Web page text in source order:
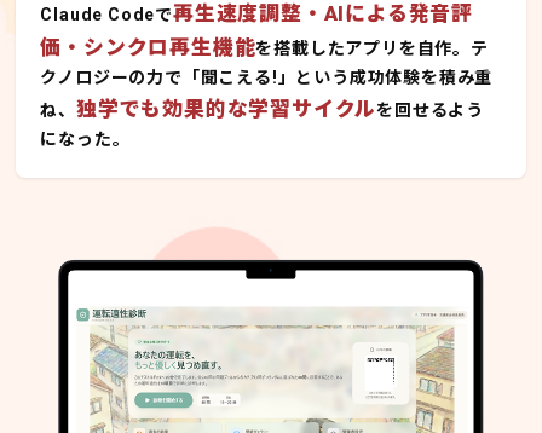
Claude Codeで再生速度調整・AIによる発音評
価・シンクロ再生機能を搭載したアプリを自作。テ
クノロジーの力で「聞こえる!」という成功体験を積み重
ね、独学でも効果的な学習サイクルを回せるよう
になった。